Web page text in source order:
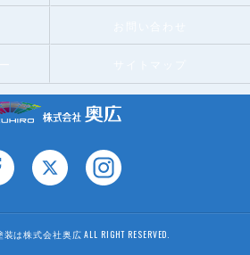
は株式会社奥広 ALL RIGHT RESERVED.